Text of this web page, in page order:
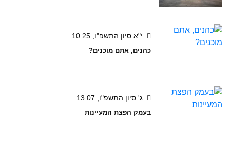
י"א סיון התשפ"ו, 10:25
כהנים, אתם מוכנים?
ג' סיון התשפ"ו, 13:07
בעמק הפצת המעיינות